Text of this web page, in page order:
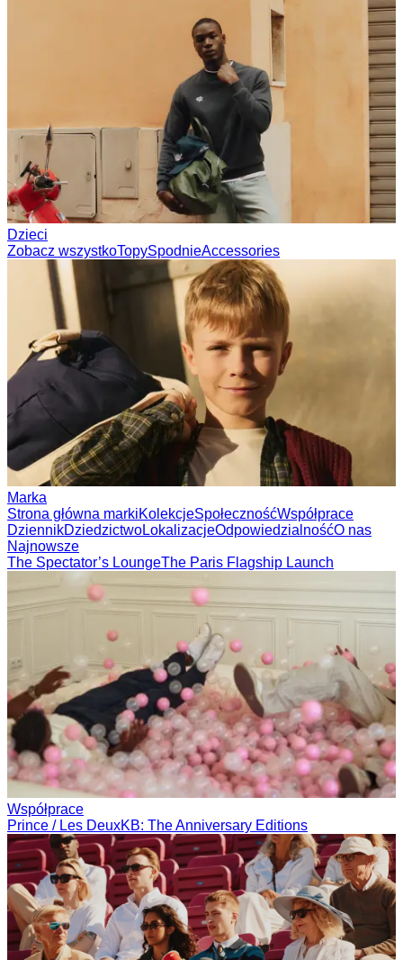
Dzieci
Zobacz wszystkoTopySpodnieAccessories
Marka
Strona główna markiKolekcjeSpołecznośćWspółprace
DziennikDziedzictwoLokalizacjeOdpowiedzialnośćO nas
Najnowsze
The Spectator’s LoungeThe Paris Flagship Launch
Współprace
Prince / Les DeuxKB: The Anniversary Editions